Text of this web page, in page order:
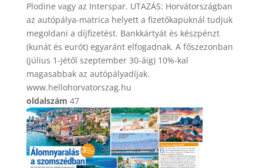
Plodine vagy az Interspar. UTAZÁS: Horvátországban
az autópálya-matrica helyett a fizetőkapuknál tudjuk
megoldani a díjfizetést. Bankkártyát és készpénzt
(kunát és eurót) egyaránt elfogadnak. A főszezonban
(július 1-jétől szeptember 30-áig) 10%-kal
magasabbak az autópályadíjak.
www.hellohorvatorszag.hu
oldalszám 47